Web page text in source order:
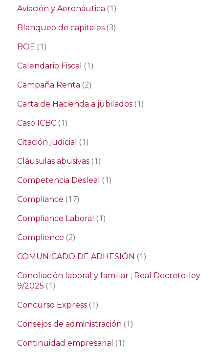
Aviación y Aeronáutica (1)
Blanqueo de capitales (3)
BOE (1)
Calendario Fiscal (1)
Campaña Renta (2)
Carta de Hacienda a jubilados (1)
Caso ICBC (1)
Citación judicial (1)
Cláusulas abusivas (1)
Competencia Desleal (1)
Compliance (17)
Compliance Laboral (1)
Complience (2)
COMUNICADO DE ADHESIÓN (1)
Conciliación laboral y familiar ; Real Decreto-ley
9/2025 (1)
Concurso Express (1)
Consejos de administración (1)
Continuidad empresarial (1)